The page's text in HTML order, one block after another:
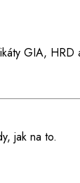
GIA, HRD
jak na to.